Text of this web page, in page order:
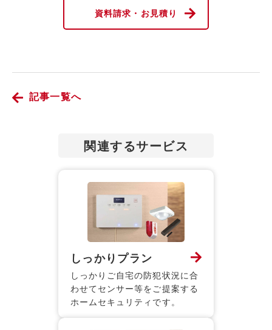
資料請求・お見積り
記事一覧へ
関連するサービス
しっかりプラン
しっかりご自宅の防犯状況に合
わせてセンサー等をご提案する
ホームセキュリティです。